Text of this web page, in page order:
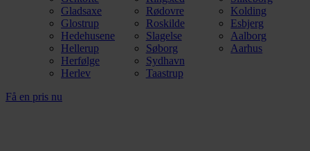
Gladsaxe
Glostrup
Hedehusene
Hellerup
Herfølge
Herlev
Rødovre
Roskilde
Slagelse
Søborg
Sydhavn
Taastrup
Kolding
Esbjerg
Aalborg
Aarhus
Få en pris nu